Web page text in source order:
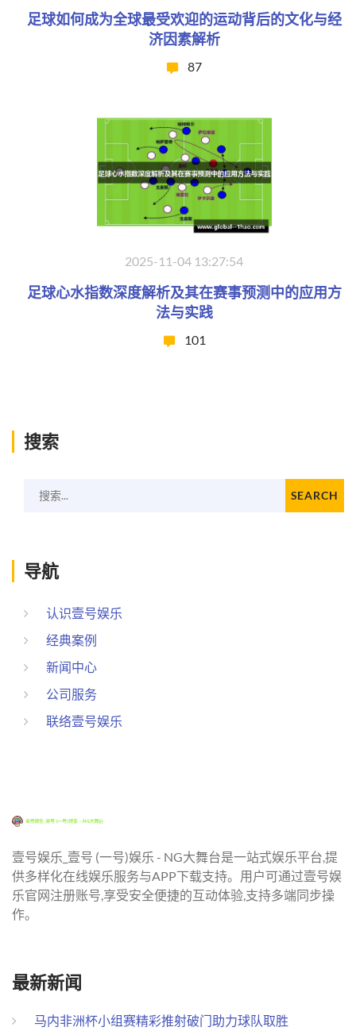
足球如何成为全球最受欢迎的运动背后的文化与经
济因素解析
87
2025-11-04 13:27:54
足球心水指数深度解析及其在赛事预测中的应用方
法与实践
101
搜索
搜索... SEARCH
导航
认识壹号娱乐
经典案例
新闻中心
公司服务
联络壹号娱乐
壹号娱乐_壹号 (一号)娱乐 - NG大舞台是一站式娱乐平台,提
供多样化在线娱乐服务与APP下载支持。用户可通过壹号娱
乐官网注册账号,享受安全便捷的互动体验,支持多端同步操
作。
最新新闻
马内非洲杯小组赛精彩推射破门助力球队取胜